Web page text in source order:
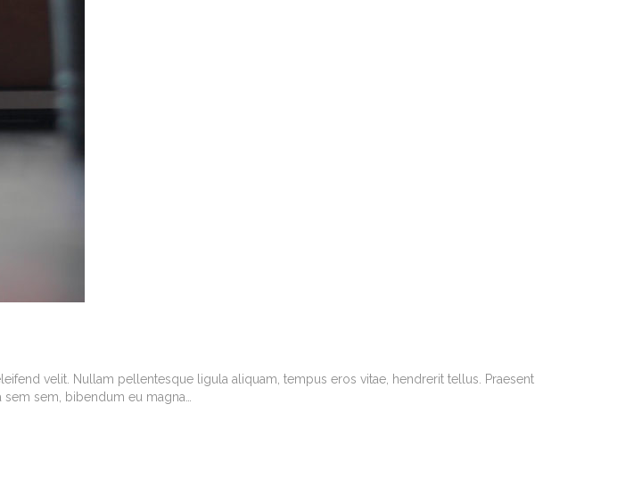
velit. Nullam pellentesque ligula aliquam, tempus eros vitae, hendrerit tellus. Praesent
sem, bibendum eu magna…